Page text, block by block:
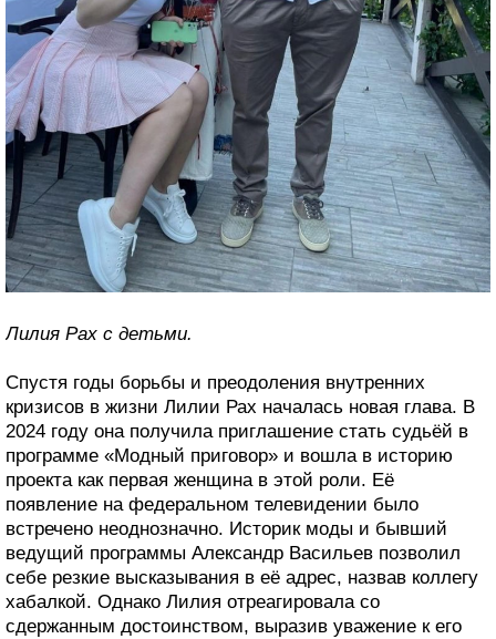
Лилия Рах с детьми.
Спустя годы борьбы и преодоления внутренних
кризисов в жизни Лилии Рах началась новая глава. В
2024 году она получила приглашение стать судьёй в
программе «Модный приговор» и вошла в историю
проекта как первая женщина в этой роли. Её
появление на федеральном телевидении было
встречено неоднозначно. Историк моды и бывший
ведущий программы Александр Васильев позволил
себе резкие высказывания в её адрес, назвав коллегу
хабалкой. Однако Лилия отреагировала со
сдержанным достоинством, выразив уважение к его